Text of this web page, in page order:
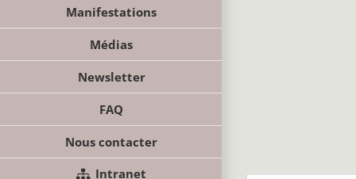
Manifestations
Médias
Newsletter
FAQ
Nous contacter
Intranet